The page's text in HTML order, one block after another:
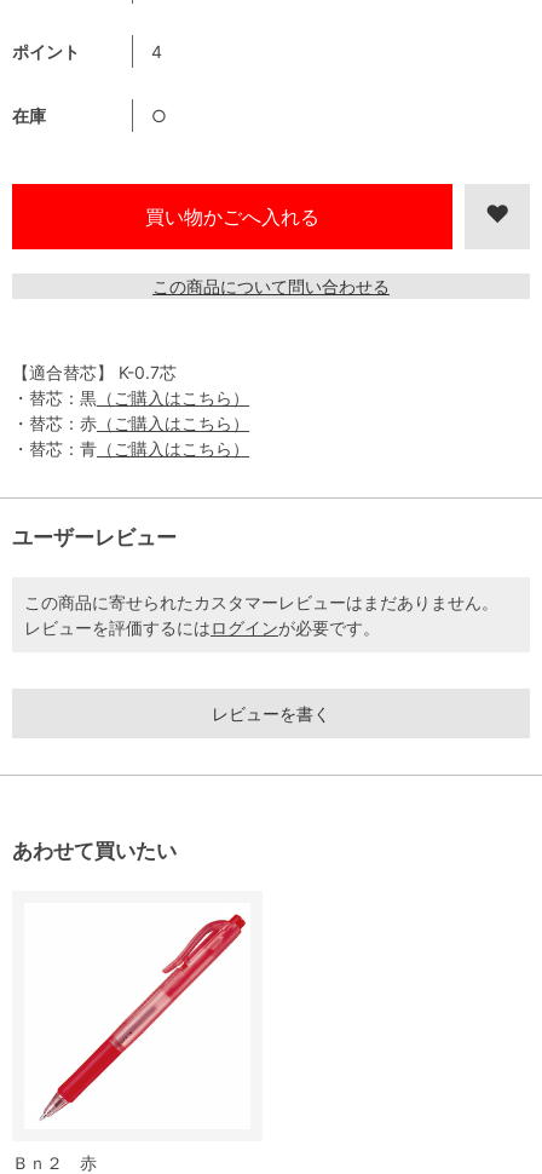
ポイント 4
在庫 ○
この商品について問い合わせる
【適合替芯】 K-0.7芯
・替芯：黒 （ご購入はこちら）
・替芯：赤 （ご購入はこちら）
・替芯：青 （ご購入はこちら）
ユーザーレビュー
この商品に寄せられたカスタマーレビューはまだありません。
レビューを評価するにはログインが必要です。
レビューを書く
あわせて買いたい
Ｂｎ２ 赤